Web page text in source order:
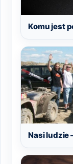
Komu jest
Nasi ludzie